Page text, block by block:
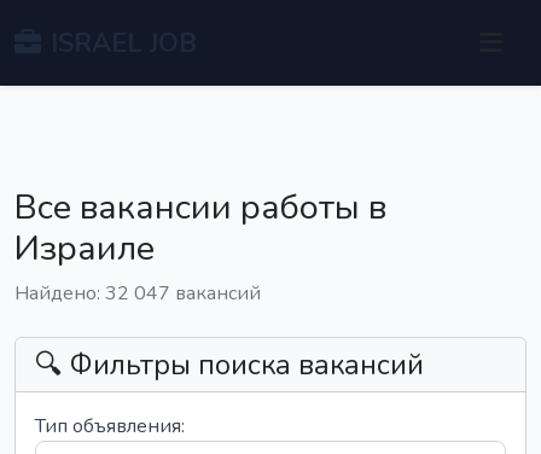
Все вакансии работы в
Израиле
Найдено: 32 047 вакансий
🔍 Фильтры поиска вакансий
Тип объявления: